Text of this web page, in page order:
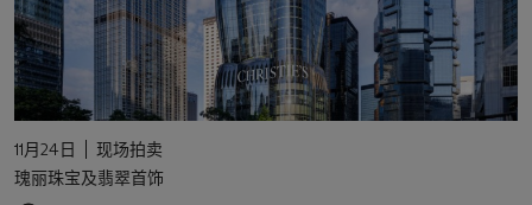
11月24日
现场拍卖
瑰丽珠宝及翡翠首饰